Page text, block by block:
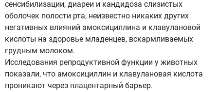
сенсибилизации, диареи и кандидоза слизистых
оболочек полости рта, неизвестно никаких других
негативных влияний амоксициллина и клавулановой
кислоты на здоровье младенцев, вскармливаемых
грудным молоком.
Исследования репродуктивной функции у животных
показали, что амоксициллин и клавулановая кислота
проникают через плацентарный барьер.